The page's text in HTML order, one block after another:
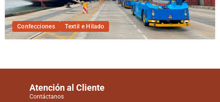
Confecciones Textil e Hilado
Atención al Cliente
Contáctanos